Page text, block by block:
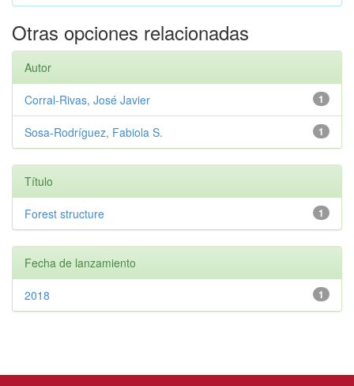
Otras opciones relacionadas
Autor
1
Corral-Rivas, José Javier
1
Sosa-Rodríguez, Fabiola S.
Título
1
Forest structure
Fecha de lanzamiento
1
2018